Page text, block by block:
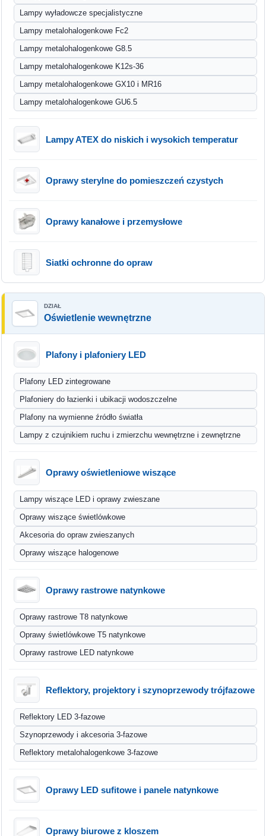
Lampy wyładowcze specjalistyczne
Lampy metalohalogenkowe Fc2
Lampy metalohalogenkowe G8.5
Lampy metalohalogenkowe K12s-36
Lampy metalohalogenkowe GX10 i MR16
Lampy metalohalogenkowe GU6.5
Lampy ATEX do niskich i wysokich temperatur
Oprawy sterylne do pomieszczeń czystych
Oprawy kanałowe i przemysłowe
Siatki ochronne do opraw
Oświetlenie wewnętrzne
Plafony i plafoniery LED
Plafony LED zintegrowane
Plafoniery do łazienki i ubikacji wodoszczelne
Plafony na wymienne źródło światła
Lampy z czujnikiem ruchu i zmierzchu wewnętrzne i zewnętrzne
Oprawy oświetleniowe wiszące
Lampy wiszące LED i oprawy zwieszane
Oprawy wiszące świetlówkowe
Akcesoria do opraw zwieszanych
Oprawy wiszące halogenowe
Oprawy rastrowe natynkowe
Oprawy rastrowe T8 natynkowe
Oprawy świetlówkowe T5 natynkowe
Oprawy rastrowe LED natynkowe
Reflektory, projektory i szynoprzewody trójfazowe
Reflektory LED 3-fazowe
Szynoprzewody i akcesoria 3-fazowe
Reflektory metalohalogenkowe 3-fazowe
Oprawy LED sufitowe i panele natynkowe
Oprawy biurowe z kloszem